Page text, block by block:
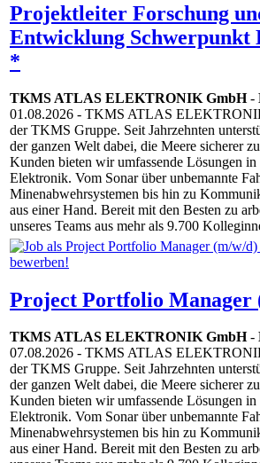
Projektleiter Forschung
Entwicklung Schwerpunkt
*
TKMS ATLAS ELEKTRONIK GmbH-
01.08.2026 - TKMS ATLAS
der TKMS Gruppe. Seit Jahrzehnten
der ganzen Welt dabei, die Meere sicherer
Kunden bieten wir umfassende Lösungen
Elektronik. Vom Sonar über unbemannte
Minenabwehrsystemen bis hin zu
aus einer Hand. Bereit mit den Besten zu
unseres Teams aus mehr als 9.700
Project Portfolio Manager
TKMS ATLAS ELEKTRONIK GmbH-
07.08.2026 - TKMS ATLAS
der TKMS Gruppe. Seit Jahrzehnten
der ganzen Welt dabei, die Meere sicherer
Kunden bieten wir umfassende Lösungen
Elektronik. Vom Sonar über unbemannte
Minenabwehrsystemen bis hin zu
aus einer Hand. Bereit mit den Besten zu